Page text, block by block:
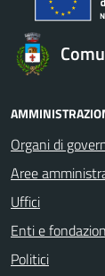
Organi di
Aree
Uffici
Enti e
Politici